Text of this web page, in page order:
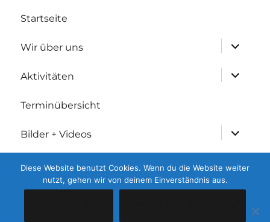
Startseite
Wir über uns
Aktivitäten
Terminübersicht
Bilder + Videos
anzeigen
Geschichtliches
anzeigen
Kontakt
Diese Website benutzt Cookies. Wenn du die Website weiter
nutzt, gehen wir von deinem Einverständnis aus.